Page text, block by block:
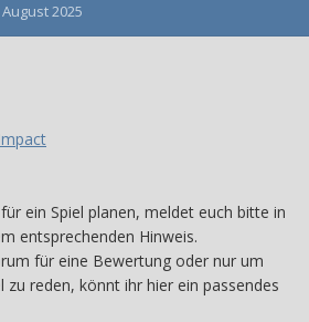
August 2025
ein Spiel planen, meldet euch bitte in
entsprechenden Hinweis.
für eine Bewertung oder nur um
zu reden, könnt ihr hier ein passendes